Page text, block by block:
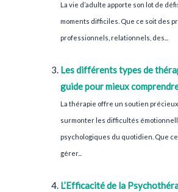
La vie d’adulte apporte son lot de
moments difficiles. Que ce soit des
professionnels, relationnels, des...
Les différents types de
guide pour mieux
La thérapie offre un soutien
surmonter les difficultés
psychologiques du quotidien. Que
gérer...
L’Efficacité de la